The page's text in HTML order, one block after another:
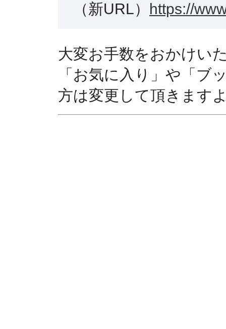
（新URL） https://
大変お手数をおかけい
「お気に入り」や「ブ
方は変更して頂きます